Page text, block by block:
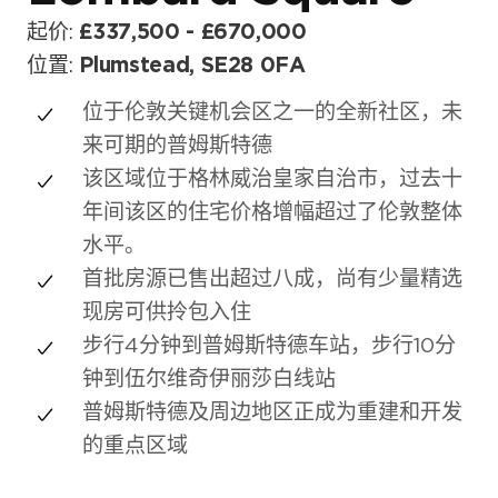
起价: £337,500 - £670,000
位置: Plumstead, SE28 0FA
位于伦敦关键机会区之一的全新社区，未
来可期的普姆斯特德
该区域位于格林威治皇家自治市，过去十
年间该区的住宅价格增幅超过了伦敦整体
水平。
首批房源已售出超过八成，尚有少量精选
现房可供拎包入住
步行4分钟到普姆斯特德车站，步行10分
钟到伍尔维奇伊丽莎白线站
普姆斯特德及周边地区正成为重建和开发
的重点区域
照片库